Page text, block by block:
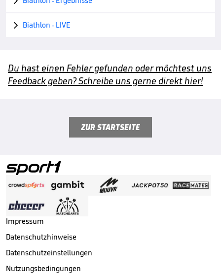
 Biathlon - LIVE
Du hast einen Fehler gefunden oder möchtest uns
Feedback geben? Schreibe uns gerne direkt hier!
ZUR STARTSEITE
Impressum
Datenschutzhinweise
Datenschutzeinstellungen
Nutzungsbedingungen